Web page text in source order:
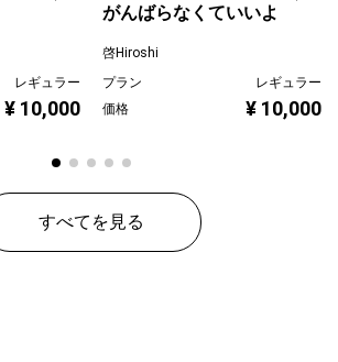
レギュラー
¥ 10,000
がんばらなくていいよ
啓Hiroshi
プラン
レギュラー
価格
¥ 10,000
すべてを見る